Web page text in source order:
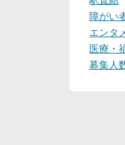
障がい
エンタ
医療・
募集人